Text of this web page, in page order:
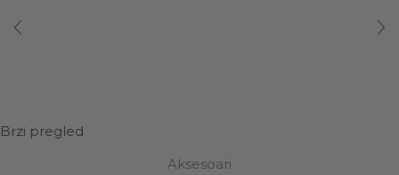
Brzi pregled
Aksesoari